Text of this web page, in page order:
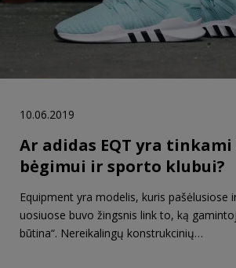
10.06.2019
Ar adidas EQT yra
bėgimui ir sporto klubui?
Equipment yra modelis, kuris pašėlusiose
uosiuose buvo žingsnis link to, ką
būtina“. Nereikalingų konstrukcinių…